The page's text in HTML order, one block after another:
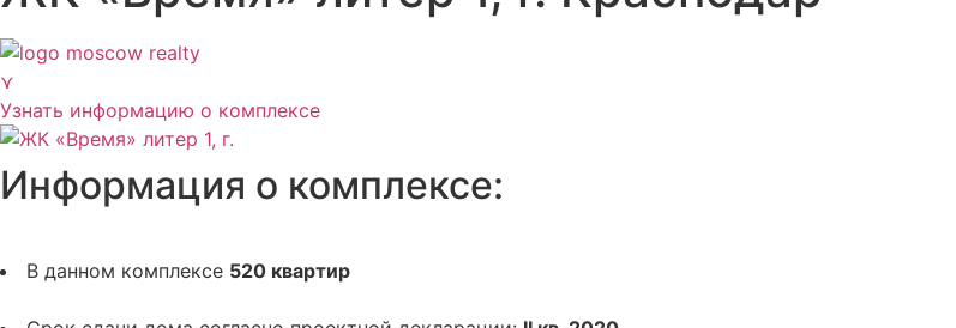
⋎
Узнать информацию о комплексе
Информация о комплексе:
В данном комплексе 520 квартир